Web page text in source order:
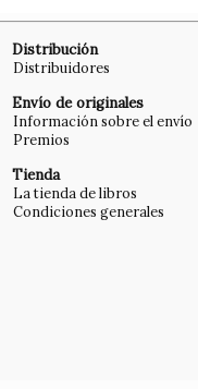
Distribución
Distribuidores
Envío de originales
Información sobre el envío
Premios
Tienda
La tienda de libros
Condiciones generales